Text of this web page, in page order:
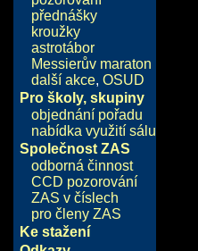
přednášky
kroužky
astrotábor
Messierův maraton
další akce, OSUD
Pro školy, skupiny
objednání pořadu
nabídka využití sálu
Společnost ZAS
odborná činnost
CCD pozorování
ZAS v číslech
pro členy ZAS
Ke stažení